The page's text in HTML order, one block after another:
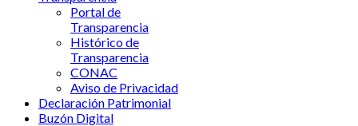
Portal de
Transparencia
Histórico de
Transparencia
CONAC
Aviso de Privacidad
Declaración Patrimonial
Buzón Digital